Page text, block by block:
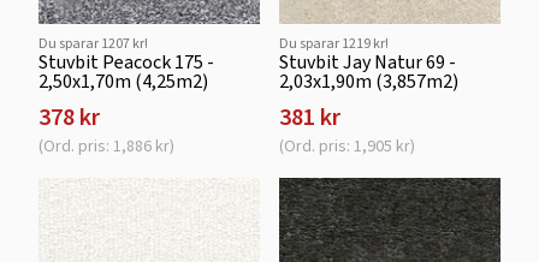
Du sparar 1207 kr!
Stuvbit Peacock 175 -
2,50x1,70m (4,25m2)
378 kr
(Ord. pris: 1,886 kr)
Du sparar 1219 kr!
Stuvbit Jay Natur 69 -
2,03x1,90m (3,857m2)
381 kr
(Ord. pris: 1,905 kr)